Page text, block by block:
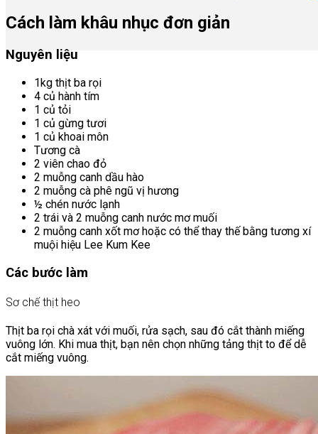
Cách làm khâu nhục đơn giản
Nguyên liệu
1kg thịt ba rọi
4 củ hành tím
1 củ tỏi
1 củ gừng tươi
1 củ khoai môn
Tương cà
2 viên chao đỏ
2 muỗng canh dầu hào
2 muỗng cà phê ngũ vị hương
½ chén nước lạnh
2 trái và 2 muỗng canh nước mơ muối
2 muỗng canh xốt mơ hoặc có thể thay thế bằng tương xí
muội hiệu Lee Kum Kee
Các bước làm
Sơ chế thịt heo
Thịt ba rọi chà xát với muối, rửa sạch, sau đó cắt thành miếng
vuông lớn. Khi mua thịt, bạn nên chọn những tảng thịt to để dễ
cắt miếng vuông.